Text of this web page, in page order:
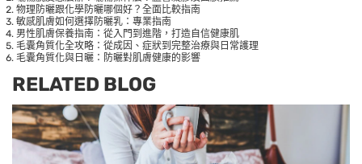
物理防曬跟化學防曬哪個好？全面比較指南
敏感肌膚如何選擇防曬乳：專業指南
男性肌膚保養指南：從入門到進階，打造自信健康肌
毛囊角質化全攻略：從成因、症狀到完整治療與日常護理
毛囊角質化與日曬：防曬對肌膚健康的影響
RELATED BLOG